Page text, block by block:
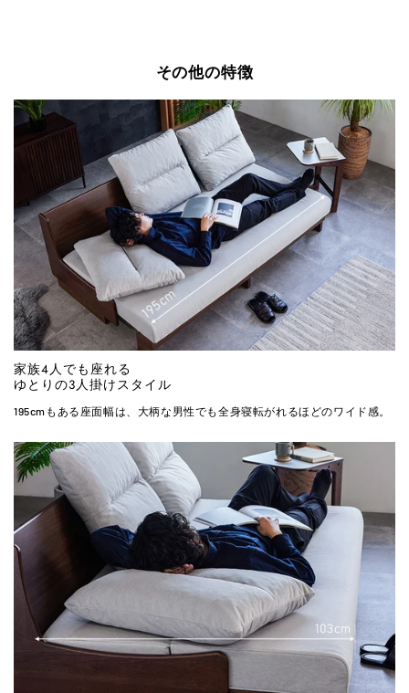
その他の特徴
家族4人でも座れる
ゆとりの3人掛けスタイル
195cmもある座面幅は、大柄な男性でも全身寝転がれるほどのワイド感。